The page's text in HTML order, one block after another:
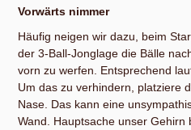
Vorwärts nimmer
Häufig neigen wir dazu, beim
der 3-Ball-Jonglage die Bälle
vorn zu werfen. Entsprechend
Um das zu verhindern, platziere
Nase. Das kann eine
Wand. Hauptsache unser Gehirn